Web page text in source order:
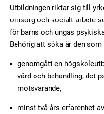
Utbildningen riktar sig till
omsorg och socialt arbete
för barns och ungas
Behörig att söka är den som
genomgått en
vård och behandling, det
motsvarande,
minst två års erfarenhet